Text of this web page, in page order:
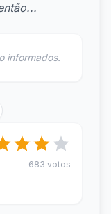
informados.
683 votos